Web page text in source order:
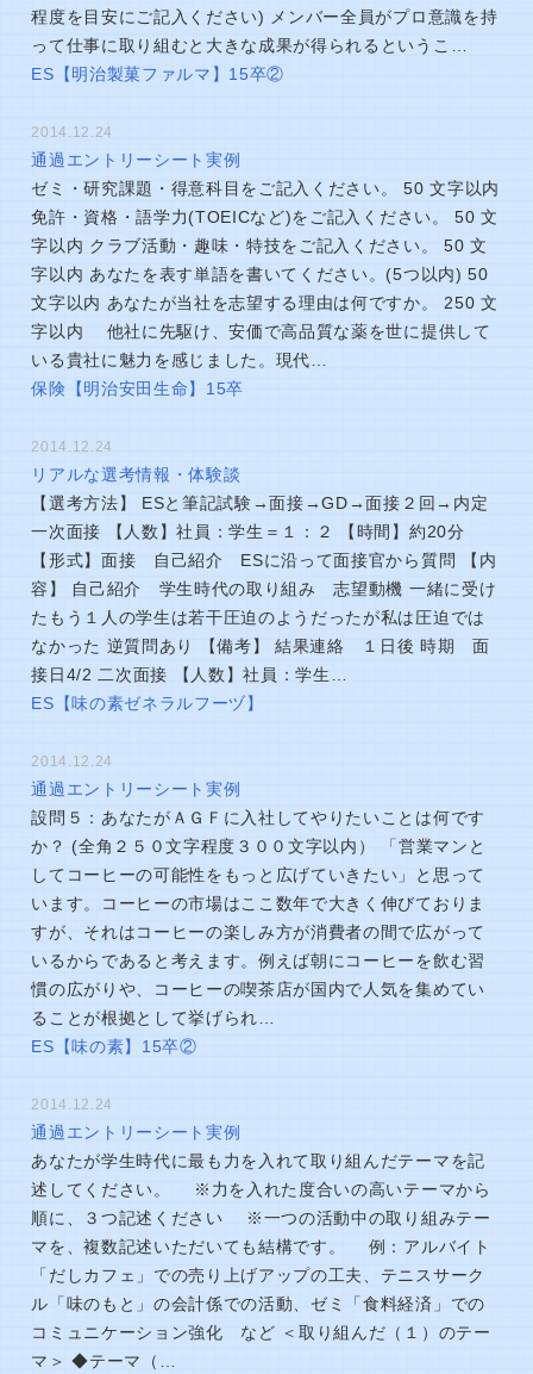
程度を目安にご記入ください) メンバー全員がプロ意識を持
って仕事に取り組むと大きな成果が得られるというこ…
ES【明治製菓ファルマ】15卒②
2014.12.24
通過エントリーシート実例
ゼミ・研究課題・得意科目をご記入ください。 50 文字以内
免許・資格・語学力(TOEICなど)をご記入ください。 50 文
字以内 クラブ活動・趣味・特技をご記入ください。 50 文
字以内 あなたを表す単語を書いてください。(5つ以内) 50
文字以内 あなたが当社を志望する理由は何ですか。 250 文
字以内 他社に先駆け、安価で高品質な薬を世に提供して
いる貴社に魅力を感じました。現代…
保険【明治安田生命】15卒
2014.12.24
リアルな選考情報・体験談
【選考方法】 ESと筆記試験→面接→GD→面接２回→内定
一次面接 【人数】社員：学生＝１：２ 【時間】約20分
【形式】面接 自己紹介 ESに沿って面接官から質問 【内
容】 自己紹介 学生時代の取り組み 志望動機 一緒に受け
たもう１人の学生は若干圧迫のようだったが私は圧迫では
なかった 逆質問あり 【備考】 結果連絡 １日後 時期 面
接日4/2 二次面接 【人数】社員：学生…
ES【味の素ゼネラルフーヅ】
2014.12.24
通過エントリーシート実例
設問５：あなたがＡＧＦに入社してやりたいことは何です
か？ (全角２５０文字程度３００文字以内） 「営業マンと
してコーヒーの可能性をもっと広げていきたい」と思って
います。コーヒーの市場はここ数年で大きく伸びておりま
すが、それはコーヒーの楽しみ方が消費者の間で広がって
いるからであると考えます。例えば朝にコーヒーを飲む習
慣の広がりや、コーヒーの喫茶店が国内で人気を集めてい
ることが根拠として挙げられ…
ES【味の素】15卒②
2014.12.24
通過エントリーシート実例
あなたが学生時代に最も力を入れて取り組んだテーマを記
述してください。 ※力を入れた度合いの高いテーマから
順に、３つ記述ください ※一つの活動中の取り組みテー
マを、複数記述いただいても結構です。 例：アルバイト
「だしカフェ」での売り上げアップの工夫、テニスサーク
ル「味のもと」の会計係での活動、ゼミ「食料経済」での
コミュニケーション強化 など ＜取り組んだ（１）のテー
マ＞ ◆テーマ（…